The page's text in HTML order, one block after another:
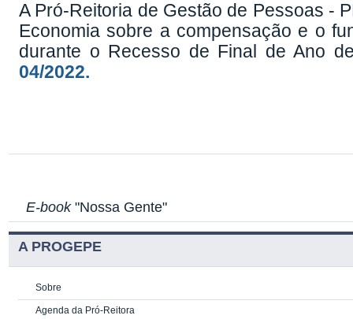
A Pró-Reitoria de Gestão de Pessoas -
Economia sobre a compensação e o
durante o Recesso de Final de Ano
04/2022.
E-book"Nossa Gente"
A PROGEPE
Sobre
Agenda da Pró-Reitora